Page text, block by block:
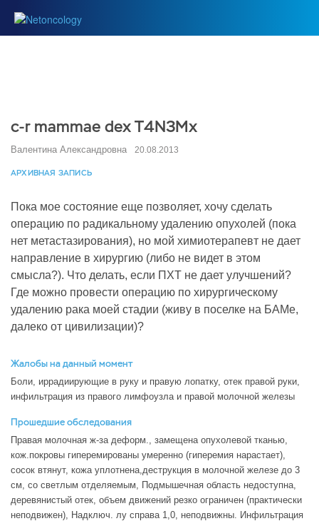
с-r mammae dex T4N3Mx
Валентина Александровна 20.08.2013
АРХИВНАЯ ЗАПИСЬ
Пока мое состояние еще позволяет, хочу сделать
операцию по радикальному удалению опухолей (пока
нет метастазирования), но мой химиотерапевт не дает
направление в хирургию (либо не видет в этом
смысла?). Что делать, если ПХТ не дает улучшений?
Где можно провести операцию по хирургическому
удалению рака моей стадии (живу в поселке на БАМе,
далеко от цивилизации)?
Жалобы на данный момент
Боли, иррадиирующие в руку и правую лопатку, отек правой руки,
инфильтрация из правого лимфоузла и правой молочной железы
Прошедшие обследования
Правая молочная ж-за деформ., замещена опухолевой тканью,
кож.покровы гиперемированы умеренно (гиперемия нарастает),
сосок втянут, кожа уплотнена,деструкция в молочной железе до 3
см, со светлым отделяемым, Подмышечная область недоступна,
деревянистый отек, объем движений резко ограничен (практически
неподвижен), Надключ. лу справа 1,0, неподвижны. Инфильтрация